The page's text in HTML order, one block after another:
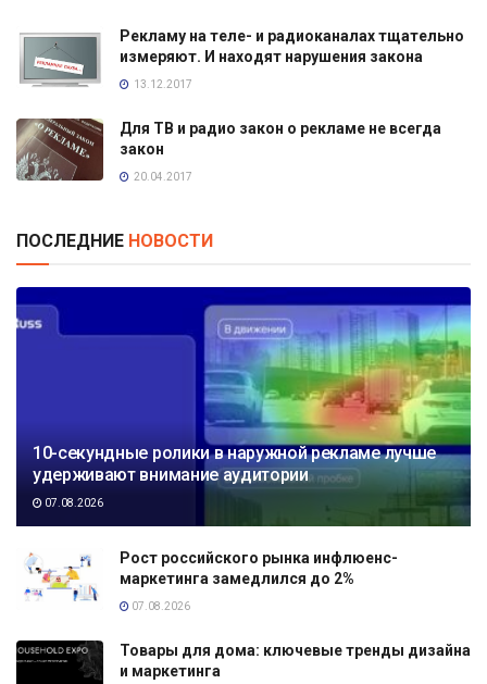
Рекламу на теле- и радиоканалах тщательно
измеряют. И находят нарушения закона
13.12.2017
Для ТВ и радио закон о рекламе не всегда
закон
20.04.2017
ПОСЛЕДНИЕ НОВОСТИ
10-секундные ролики в наружной рекламе лучше
удерживают внимание аудитории
07.08.2026
Рост российского рынка инфлюенс-
маркетинга замедлился до 2%
07.08.2026
Товары для дома: ключевые тренды дизайна
и маркетинга